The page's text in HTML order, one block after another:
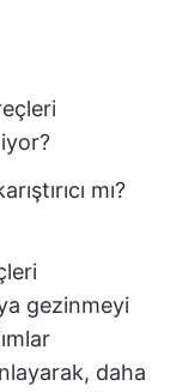
mı?
gezinmeyi
daha